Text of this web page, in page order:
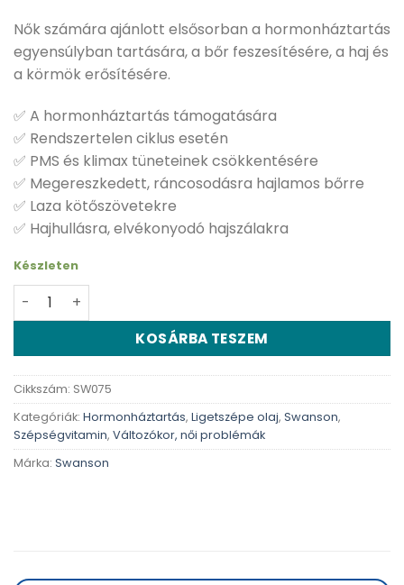
Nők számára ajánlott elsősorban a hormonháztartás
egyensúlyban tartására, a bőr feszesítésére, a haj és
a körmök erősítésére.
✅ A hormonháztartás támogatására
✅ Rendszertelen ciklus esetén
✅ PMS és klimax tüneteinek csökkentésére
✅ Megereszkedett, ráncosodásra hajlamos bőrre
✅ Laza kötőszövetekre
✅ Hajhullásra, elvékonyodó hajszálakra
Készleten
Swanson Ligetszépe olaj - 100 db kapszula mennyiség
KOSÁRBA TESZEM
Cikkszám: SW075
Kategóriák: Hormonháztartás, Ligetszépe olaj, Swanson,
Szépségvitamin, Változókor, női problémák
Márka: Swanson